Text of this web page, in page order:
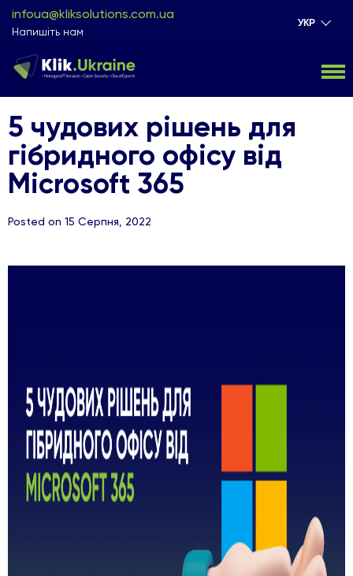
infoua@kliksolutions.com.ua
Напишіть нам
УКР
5 чудових рішень для
гібридного офісу від
Microsoft 365
Posted on 15 Серпня, 2022